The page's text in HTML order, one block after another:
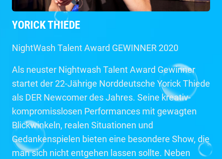
YORICK THIEDE
NightWash Talent Award GEWINNER 2020
Als neuster Nightwash Talent Award Gewinner
startet der 22-Jährige Norddeutsche Yorick Thiede
als DER Newcomer des Jahres. Seine kreativ-
kompromisslosen Performances mit gewagten
Blickwinkeln, realen Situationen und
Gedankenspielen bieten eine besondere Show, die
man sich nicht entgehen lassen sollte. Neben